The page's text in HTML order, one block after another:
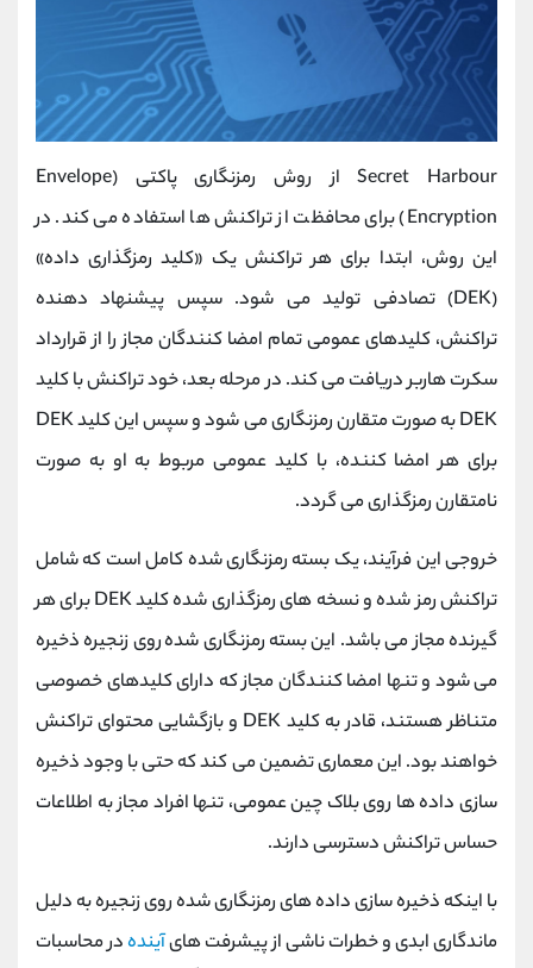
Secret Harbour از روش رمزنگاری پاکتی (Envelope
Encryption) برای محافظت از تراکنش ‌ها استفاده می کند. در
این روش، ابتدا برای هر تراکنش یک «کلید رمزگذاری داده»
(DEK) تصادفی تولید می ‌شود. سپس پیشنهاد دهنده
تراکنش، کلیدهای عمومی تمام امضا کنندگان مجاز را از قرارداد
سکرت هاربر دریافت می کند. در مرحله بعد، خود تراکنش با کلید
DEK به صورت متقارن رمزنگاری می ‌شود و سپس این کلید DEK
برای هر امضا کننده، با کلید عمومی مربوط به او به صورت
نامتقارن رمزگذاری می‌ گردد.
خروجی این فرآیند، یک بسته رمزنگاری‌ شده کامل است که شامل
تراکنش رمز شده و نسخه‌ های رمزگذاری ‌شده کلید DEK برای هر
گیرنده مجاز می ‌باشد. این بسته رمزنگاری ‌شده روی زنجیره ذخیره
می ‌شود و تنها امضا کنندگان مجاز که دارای کلیدهای خصوصی
متناظر هستند، قادر به کلید DEK و بازگشایی محتوای تراکنش
خواهند بود. این معماری تضمین می کند که حتی با وجود ذخیره
‌سازی داده‌ ها روی بلاک چین عمومی، تنها افراد مجاز به اطلاعات
حساس تراکنش دسترسی دارند.
با اینکه ذخیره‌ سازی داده‌ های رمزنگاری‌ شده روی زنجیره به دلیل
ماندگاری ابدی و خطرات ناشی از پیشرفت‌ هایآیندهدر محاسبات